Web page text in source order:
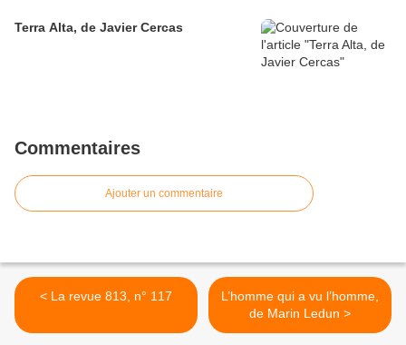
Terra Alta, de Javier Cercas
Commentaires
Ajouter un commentaire
< La revue 813, n° 117
L’homme qui a vu l’homme,
de Marin Ledun >